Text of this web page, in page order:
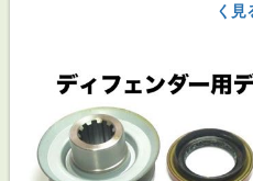
く見